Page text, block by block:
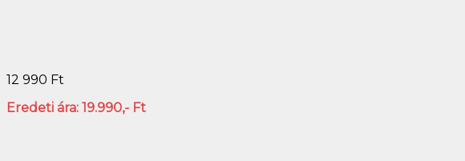
12 990 Ft
Eredeti ára: 19.990,- Ft